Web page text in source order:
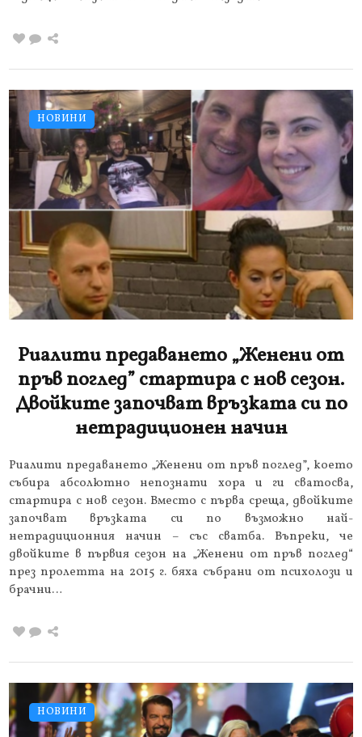
НОВИНИ
Риалити предаването „Женени от
пръв поглед” стартира с нов сезон.
Двойките започват връзката си по
нетрадиционен начин
Риалити предаването „Женени от пръв поглед”, което
събира абсолютно непознати хора и ги сватосва,
стартира с нов сезон. Вместо с първа среща, двойките
започват връзката си по възможно най-
нетрадиционния начин – със сватба. Въпреки, че
двойките в първия сезон на „Женени от пръв поглед“
през пролетта на 2015 г. бяха събрани от психолози и
брачни…
НОВИНИ